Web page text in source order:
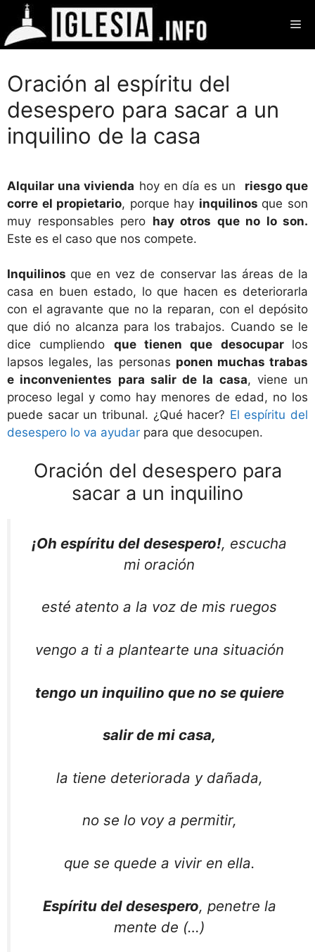
Saltar
contenido
Oración al espíritu del
desespero para sacar a un
inquilino de la casa
Alquilar una vivienda hoy en día es un riesgo que
corre el propietario, porque hay inquilinos que son
muy responsables pero hay otros que no lo son.
Este es el caso que nos compete.
Inquilinos que en vez de conservar las áreas de la
casa en buen estado, lo que hacen es deteriorarla
con el agravante que no la reparan, con el depósito
que dió no alcanza para los trabajos. Cuando se le
dice cumpliendo que tienen que desocupar los
lapsos legales, las personas ponen muchas trabas
e inconvenientes para salir de la casa, viene un
proceso legal y como hay menores de edad, no los
puede sacar un tribunal. ¿Qué hacer? El espíritu del
desespero lo va ayudar para que desocupen.
Oración del desespero para
sacar a un inquilino
¡Oh espíritu del desespero!, escucha
mi oración
esté atento a la voz de mis ruegos
vengo a ti a plantearte una situación
tengo un inquilino que no se quiere
salir de mi casa,
la tiene deteriorada y dañada,
no se lo voy a permitir,
que se quede a vivir en ella.
Espíritu del desespero, penetre la
mente de (…)